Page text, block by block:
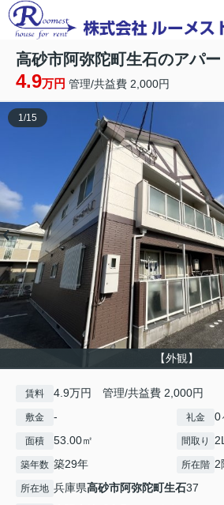
高砂市阿弥陀町生石のアパ
4.9万円 管理/共益費 2,000円
【外観】
1/15
賃料 4.9万円 管理/共益費 2,000円
敷金 - 礼金 0
面積 53.00㎡ 間取り
築年数 築29年 所在階 2
所在地 兵庫県高砂市阿弥陀町生石37